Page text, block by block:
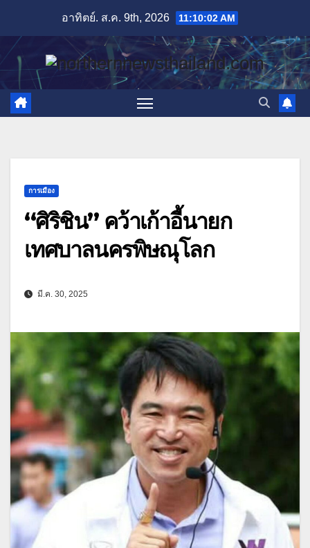
content
อาทิตย์. ส.ค. 9th, 2026 11:10:03 AM
การเมือง
“ศิริชิน” คว้าเก้าอี้นายก
เทศบาลนครพิษณุโลก
มี.ค. 30, 2025